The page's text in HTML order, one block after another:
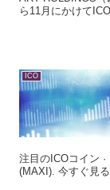
ら11月にかけて
ICO
注目のICOコイン
(MAXI). 今すぐ見